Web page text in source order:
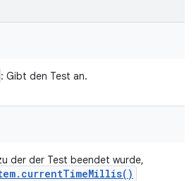
: Gibt den Test an.
der der Test beendet wurde,
. currentTimeMillis( )